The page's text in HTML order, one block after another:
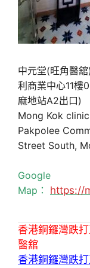
中元堂(旺角醫
利商業中心11樓
麻地站A2出口)
Mong Kok
Pakpolee
Street South,
Google
Map： https://
香港銅鑼灣跌
醫舘
香港銅鑼灣跌